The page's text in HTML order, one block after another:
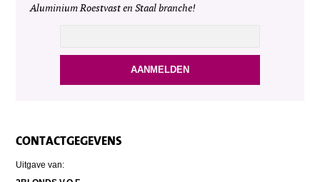
Aluminium Roestvast en Staal branche!
CONTACTGEGEVENS
Uitgave van: